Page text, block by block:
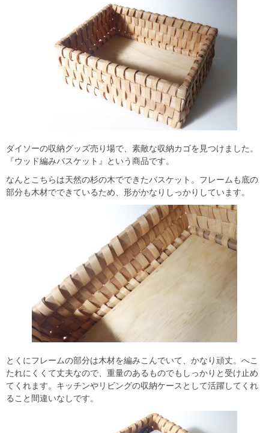
ダイソーの収納グッズ売り場で、素敵な収納カゴを見つけました。
『ウッド編みバスケット』という商品です。
なんとこちらは天然の杉の木でできたバスケット。フレームも底の
部分も木材でできているため、形がかなりしっかりしています。
とくにフレームの部分は木材を編みこんでいて、かなり頑丈。へこ
たれにくくて丈夫なので、重量のあるものでもしっかりと受け止め
てくれます。キッチンやリビングの収納ケースとして活躍してくれ
ること間違いなしです。